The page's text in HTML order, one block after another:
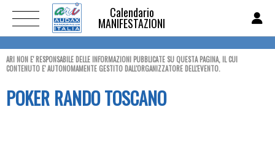
Calendario
MANIFESTAZIONI
ARI NON E' RESPONSABILE DELLE INFORMAZIONI PUBBLICATE SU QUESTA PAGINA, IL CUI
CONTENUTO E' AUTONOMAMENTE GESTITO DALL'ORGANIZZATORE DELL'EVENTO.
POKER RANDO TOSCANO